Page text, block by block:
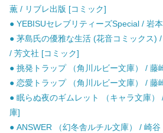
薫 / リブレ出版 [コミック]
● YEBISUセレブリティーズSpecial / 岩
● 茅島氏の優雅な生活 (花音コミックス)
/ 芳文社 [コミック]
● 挑発トラップ （角川ルビー文庫） / 藤
● 恋愛トラップ （角川ルビー文庫） / 藤
● 眠らぬ夜のギムレット （キャラ文庫
庫]
● ANSWER （幻冬舎ルチル文庫） / 崎